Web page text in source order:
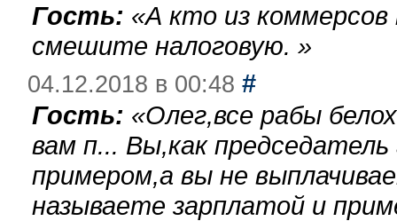
Гость: «А кто из
смешите налоговую. »
04.12.2018 в 00:48 #
Гость: «Олег,все рабы
вам п... Вы,как
примером,а вы не
называете зарплатой и